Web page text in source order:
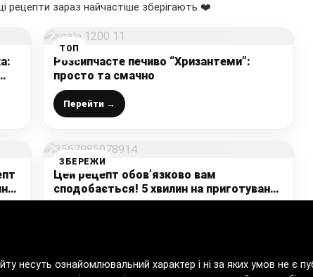
рецепти зараз найчастіше зберігають ❤️
ТОП
Розсипчасте печиво “Хризантеми”:
просто та смачно
Перейти →
і
ЗБЕРЕЖИ
Цей рецепт обов’язково вам
сподобається! 5 хвилин на приготування
і смачний салат “Веселка” готовий
несуть ознайомлювальний характер і ні за яких умов не є